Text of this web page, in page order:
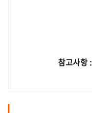
참고사항 :